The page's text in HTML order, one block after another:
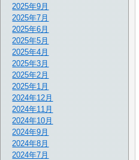
2025年9月
2025年7月
2025年6月
2025年5月
2025年4月
2025年3月
2025年2月
2025年1月
2024年12月
2024年11月
2024年10月
2024年9月
2024年8月
2024年7月